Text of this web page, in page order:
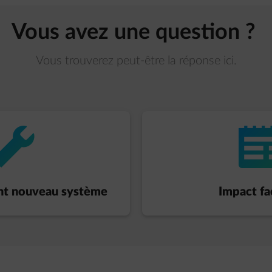
Vous avez une question ?
Vous trouverez peut-être la réponse ici.
wrench
nouveau système
impulse-
Impact